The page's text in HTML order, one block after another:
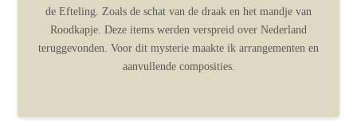
de Efteling. Zoals de schat van de draak en het mandje van
Roodkapje. Deze items werden verspreid over Nederland
teruggevonden. Voor dit mysterie maakte ik arrangementen en
aanvullende composities.